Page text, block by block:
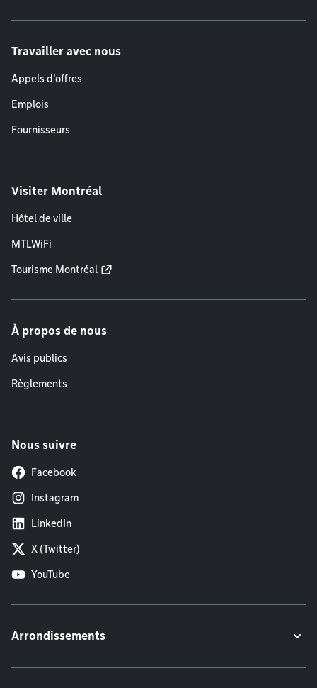
Travailler avec nous
Appels d'offres
Emplois
Fournisseurs
Visiter Montréal
Hôtel de ville
MTLWiFi
Tourisme Montréal
À propos de nous
Avis publics
Règlements
Nous suivre
Facebook
Instagram
LinkedIn
X (Twitter)
YouTube
Arrondissements